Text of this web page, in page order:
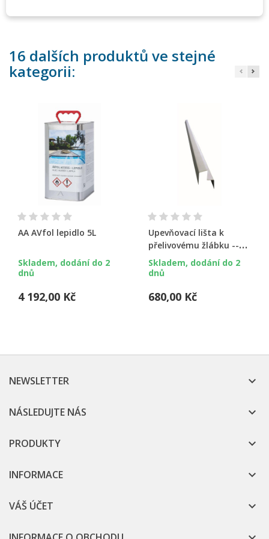
16 dalších produktů ve stejné
kategorii:
AA AVfol lepidlo 5L
Skladem, dodání do 2
dnů
4 192,00 Kč
Upevňovací lišta k
přelivovému žlábku --
vnitřní
Skladem, dodání do 2
dnů
680,00 Kč
NEWSLETTER 
NÁSLEDUJTE NÁS 
PRODUKTY 
INFORMACE 
VÁŠ ÚČET 